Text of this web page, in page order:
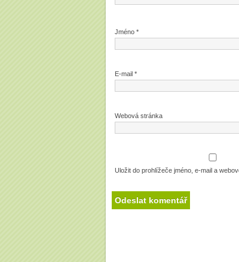
Jméno *
E-mail *
Webová stránka
Uložit do prohlížeče jméno, e-mail a